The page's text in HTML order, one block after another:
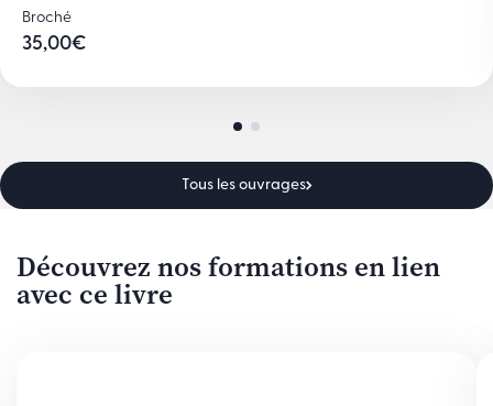
Broché
35,00€
Tous les ouvrages
Découvrez nos formations en lien
avec ce livre